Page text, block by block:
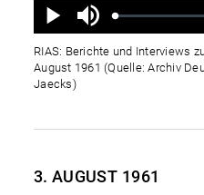
Wiedergabe
Ton
aus
Geladen:
Status:
RIAS: Berichte und Interviews
August 1961 (Quelle: Archiv
Jaecks)
3. AUGUST 1961